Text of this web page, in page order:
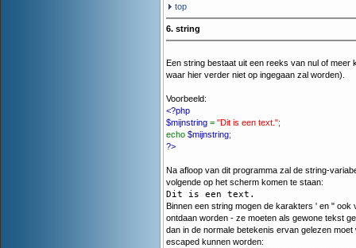
top
6. string
Een string bestaat uit een reeks van nul of
waar hier verder niet op ingegaan zal worden).
Voorbeeld:
<?php
$mijnstring = "Dit is een text.";
echo $mijnstring;
?>
Na afloop van dit programma zal de string-
volgende op het scherm komen te staan:
Dit is een text.
Binnen een string mogen de karakters ' en "
ontdaan worden - ze moeten als gewone tekst
dan in de normale betekenis ervan gelezen
escaped kunnen worden: